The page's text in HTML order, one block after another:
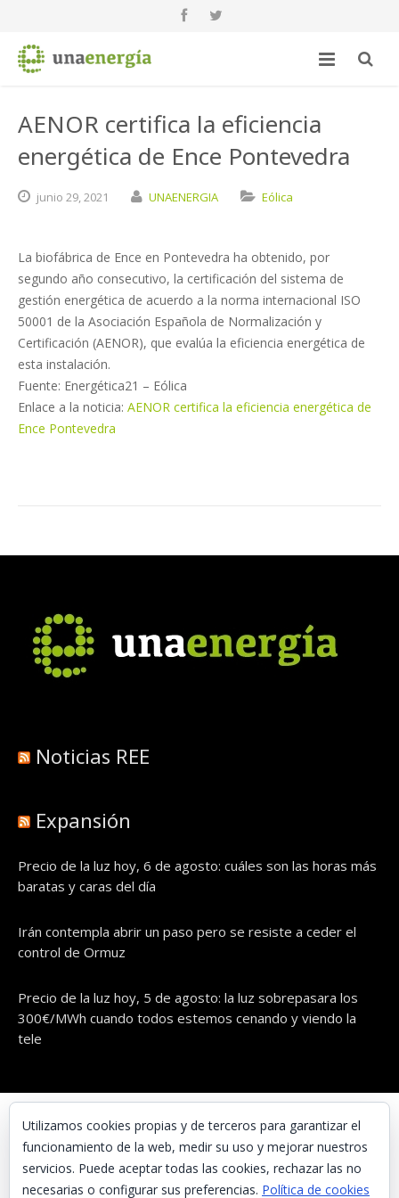
AENOR certifica la eficiencia
energética de Ence Pontevedra
junio 29,2021 UNAENERGIA Eólica
La biofábrica de Ence en Pontevedra ha obtenido, por
segundo año consecutivo, la certificación del sistema de
gestión energética de acuerdo a la norma internacional ISO
50001 de la Asociación Española de Normalización y
Certificación (AENOR), que evalúa la eficiencia energética de
esta instalación.
Fuente: Energética21 – Eólica
Enlace a la noticia: AENOR certifica la eficiencia energética de
Ence Pontevedra
Noticias REE
Expansión
Precio de la luz hoy, 6 de agosto: cuáles son las horas más
baratas y caras del día
Irán contempla abrir un paso pero se resiste a ceder el
control de Ormuz
Precio de la luz hoy, 5 de agosto: la luz sobrepasara los
300€/MWh cuando todos estemos cenando y viendo la
tele
© UNAENERGÍA, S.L.
Inicio
Contacta con nosotros
Utilizamos cookies propias y de terceros para garantizar el
funcionamiento de la web, medir su uso y mejorar nuestros
servicios. Puede aceptar todas las cookies, rechazar las no
necesarias o configurar sus preferencias. Política de cookies